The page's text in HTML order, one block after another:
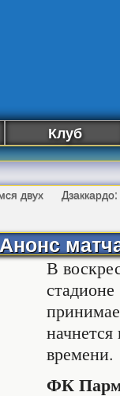
Клуб
двух
В
времени.
ФК